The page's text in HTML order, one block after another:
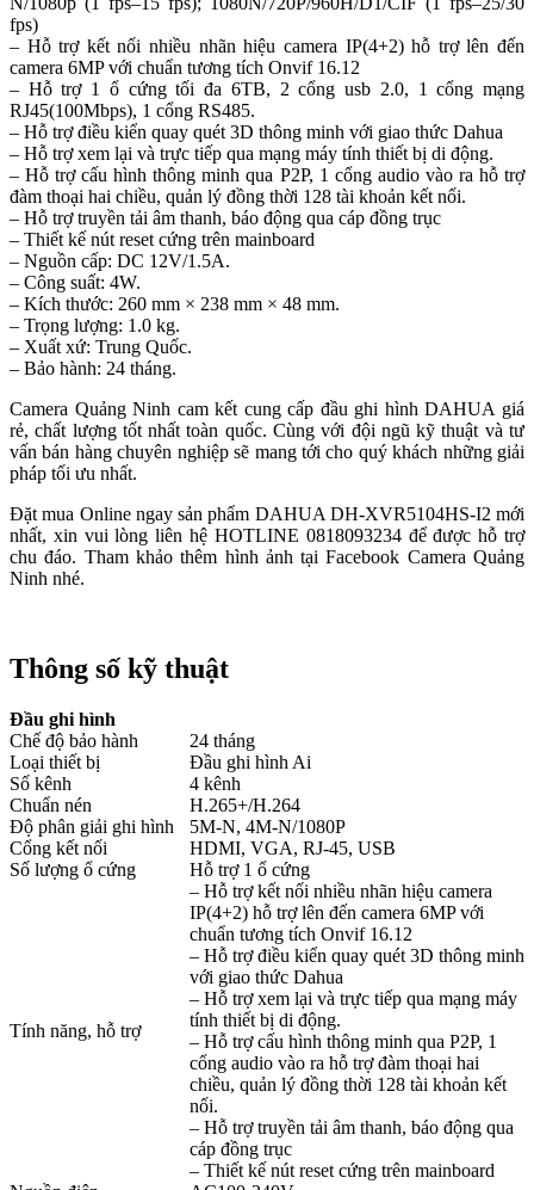
fps)
– Hỗ trợ kết nối nhiều nhãn hiệu camera IP(4+2) hỗ trợ lên đến
camera 6MP với chuẩn tương tích Onvif 16.12
– Hỗ trợ 1 ổ cứng tối đa 6TB, 2 cổng usb 2.0, 1 cổng mạng
RJ45(100Mbps), 1 cổng RS485.
– Hỗ trợ điều kiển quay quét 3D thông minh với giao thức Dahua
– Hỗ trợ xem lại và trực tiếp qua mạng máy tính thiết bị di động.
– Hỗ trợ cấu hình thông minh qua P2P, 1 cổng audio vào ra hỗ trợ
đàm thoại hai chiều, quản lý đồng thời 128 tài khoản kết nối.
– Hỗ trợ truyền tải âm thanh, báo động qua cáp đồng trục
– Thiết kế nút reset cứng trên mainboard
– Nguồn cấp: DC 12V/1.5A.
– Công suất: 4W.
– Kích thước: 260 mm × 238 mm × 48 mm.
– Trọng lượng: 1.0 kg.
– Xuất xứ: Trung Quốc.
– Bảo hành: 24 tháng.
Camera Quảng Ninh cam kết cung cấp đầu ghi hình DAHUA giá
rẻ, chất lượng tốt nhất toàn quốc. Cùng với đội ngũ kỹ thuật và tư
vấn bán hàng chuyên nghiệp sẽ mang tới cho quý khách những giải
pháp tối ưu nhất.
Đặt mua Online ngay sản phẩm DAHUA DH-XVR5104HS-I2 mới
nhất, xin vui lòng liên hệ HOTLINE 0818093234 để được hỗ trợ
chu đáo. Tham khảo thêm hình ảnh tại Facebook Camera Quảng
Ninh nhé.
Thông số kỹ thuật
Đầu ghi hình
Chế độ bảo hành
24 tháng
Loại thiết bị
Đầu ghi hình Ai
Số kênh
4 kênh
Chuẩn nén
H.265+/H.264
Độ phân giải ghi hình
5M-N, 4M-N/1080P
Cổng kết nối
HDMI, VGA, RJ-45, USB
Số lượng ổ cứng
Hỗ trợ 1 ổ cứng
Tính năng, hỗ trợ
– Hỗ trợ kết nối nhiều nhãn hiệu camera
IP(4+2) hỗ trợ lên đến camera 6MP với
chuẩn tương tích Onvif 16.12
– Hỗ trợ điều kiển quay quét 3D thông minh
với giao thức Dahua
– Hỗ trợ xem lại và trực tiếp qua mạng máy
tính thiết bị di động.
– Hỗ trợ cấu hình thông minh qua P2P, 1
cổng audio vào ra hỗ trợ đàm thoại hai
chiều, quản lý đồng thời 128 tài khoản kết
nối.
– Hỗ trợ truyền tải âm thanh, báo động qua
cáp đồng trục
– Thiết kế nút reset cứng trên mainboard